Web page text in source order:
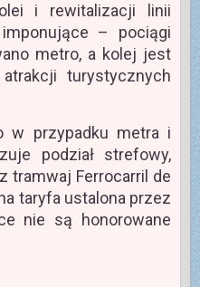
i rewitalizacji linii
– pociągi
metro, a kolej jest
turystycznych
w przypadku metra i
podział strefowy,
tramwaj Ferrocarril de
taryfa ustalona przez
nie są honorowane